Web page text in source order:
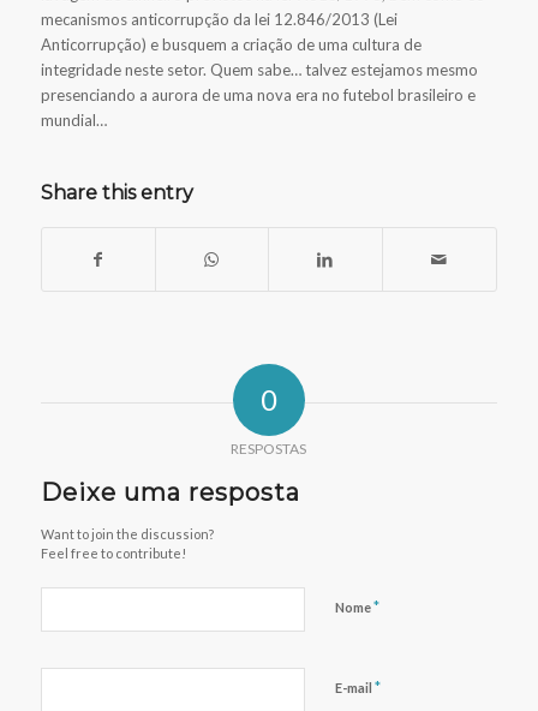
mecanismos anticorrupção da lei 12.846/2013 (Lei
Anticorrupção) e busquem a criação de uma cultura de
integridade neste setor. Quem sabe… talvez estejamos mesmo
presenciando a aurora de uma nova era no futebol brasileiro e
mundial…
Share this entry
0
RESPOSTAS
Deixe uma resposta
Want to join the discussion?
Feel free to contribute!
Nome*
E-mail *